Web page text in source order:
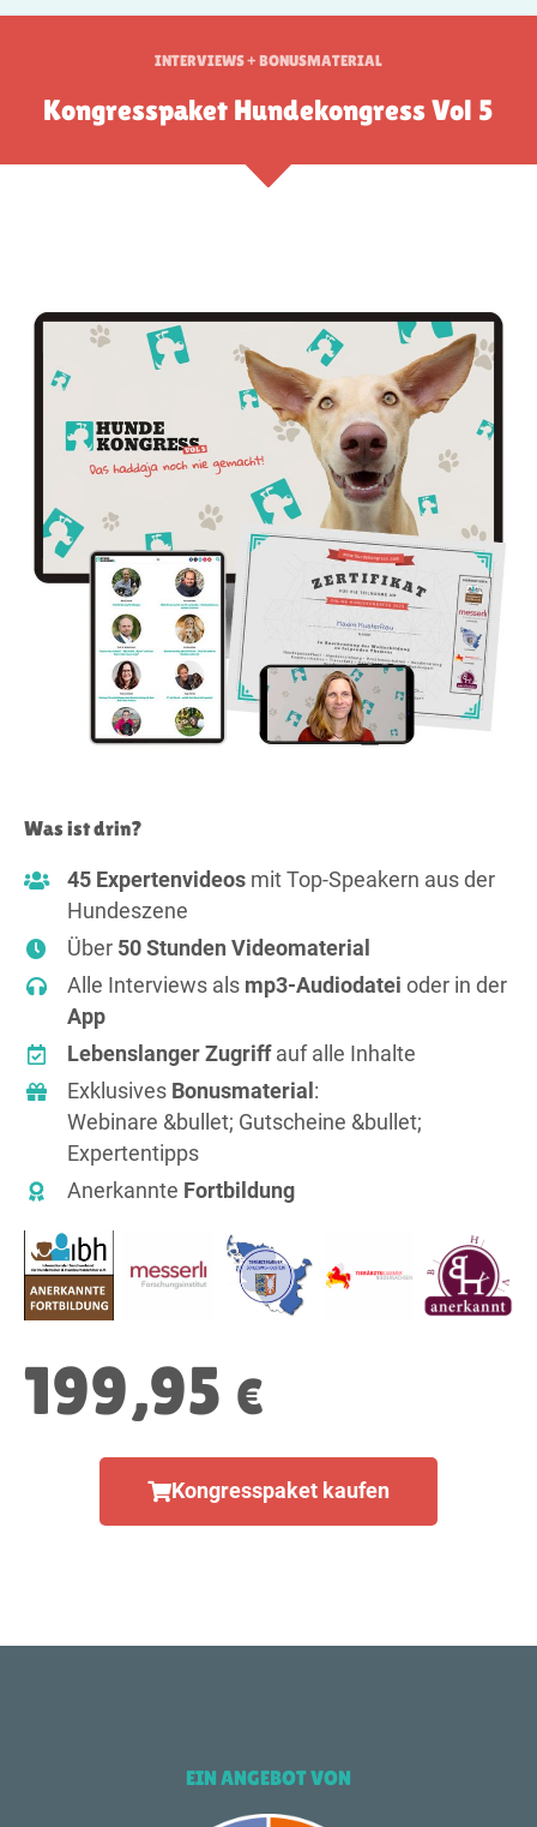
INTERVIEWS + BONUSMATERIAL
Kongresspaket Hundekongress Vol 5
Was ist drin?
45 Expertenvideos mit Top-Speakern aus der
Hundeszene
Über 50 Stunden Videomaterial
Alle Interviews als mp3-Audiodatei oder in der
App
Lebenslanger Zugriffauf alle Inhalte
Exklusives Bonusmaterial :
Webinare &bullet; Gutscheine &bullet;
Expertentipps
Anerkannte Fortbildung
199,95 €
Kongresspaket kaufen
EIN ANGEBOT VON